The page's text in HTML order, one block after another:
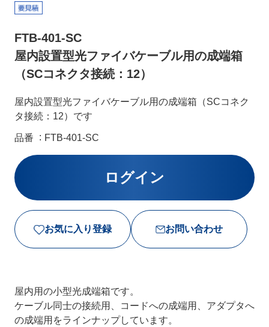
FTB-401-SC
屋内設置型光ファイバケーブル用の成端箱
（SCコネクタ接続：12）
屋内設置型光ファイバケーブル用の成端箱（SCコネク
タ接続：12）です
品番 FTB-401-SC
お気に入り登録 お問い合わせ
屋内用の小型光成端箱です。
ケーブル同士の接続用、コードへの成端用、アダプタへ
の成端用をラインナップしています。